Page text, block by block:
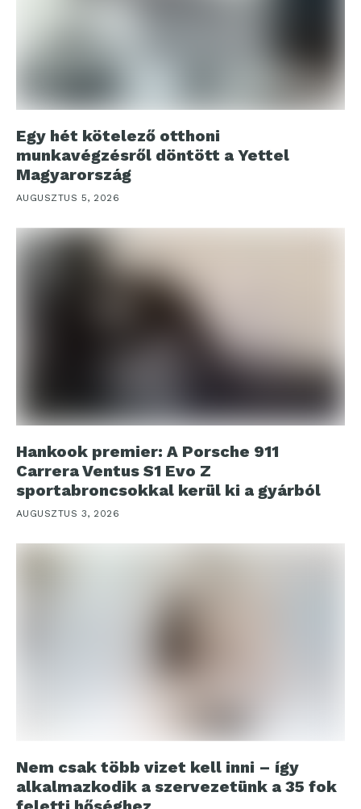
Egy hét kötelező otthoni
munkavégzésről döntött a Yettel
Magyarország
AUGUSZTUS 5, 2026
Hankook premier: A Porsche 911
Carrera Ventus S1 Evo Z
sportabroncsokkal kerül ki a gyárból
AUGUSZTUS 3, 2026
Nem csak több vizet kell inni – így
alkalmazkodik a szervezetünk a 35 fok